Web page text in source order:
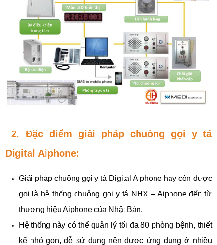
2. Đặc điểm giải pháp chuông gọi y tá
Digital Aiphone:
Giải pháp chuông gọi y tá Digital Aiphone hay còn được
gọi là hệ thống chuông gọi y tá NHX – Aiphone đến từ
thương hiệu Aiphone của Nhật Bản.
Hệ thống này có thể quản lý tối đa 80 phòng bệnh, thiết
kế nhỏ gọn, dễ sử dụng nên được ứng dụng ở nhiều